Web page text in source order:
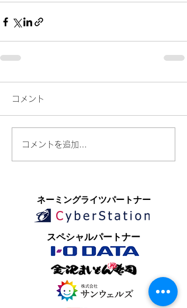
コメント
コメントを追加…
​ネーミングライツパートナー
​スペシャルパートナー